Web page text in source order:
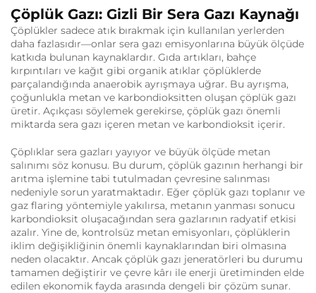
Çöplük Gazı: Gizli Bir Sera Gazı Kaynağı
Çöplükler sadece atık bırakmak için kullanılan yerlerden
daha fazlasıdır—onlar sera gazı emisyonlarına büyük ölçüde
katkıda bulunan kaynaklardır. Gıda artıkları, bahçe
kırpıntıları ve kağıt gibi organik atıklar çöplüklerde
parçalandığında anaerobik ayrışmaya uğrar. Bu ayrışma,
çoğunlukla metan ve karbondioksitten oluşan çöplük gazı
üretir. Açıkçası söylemek gerekirse, çöplük gazı önemli
miktarda sera gazı içeren metan ve karbondioksit içerir.
Çöplıklar sera gazları yayıyor ve büyük ölçüde metan
salınımı söz konusu. Bu durum, çöplük gazının herhangi bir
arıtma işlemine tabi tutulmadan çevresine salınması
nedeniyle sorun yaratmaktadır. Eğer çöplük gazı toplanır ve
gaz flaring yöntemiyle yakılırsa, metanın yanması sonucu
karbondioksit oluşacağından sera gazlarının radyatif etkisi
azalır. Yine de, kontrolsüz metan emisyonları, çöplüklerin
iklim değişikliğinin önemli kaynaklarından biri olmasına
neden olacaktır. Ancak çöplük gazı jeneratörleri bu durumu
tamamen değiştirir ve çevre kârı ile enerji üretiminden elde
edilen ekonomik fayda arasında dengeli bir çözüm sunar.